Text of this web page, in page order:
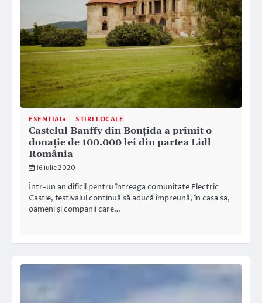
ESENTIAL STIRI LOCALE
Castelul Banffy din Bonțida a primit o
donație de 100.000 lei din partea Lidl
România
16 iulie 2020
Într-un an dificil pentru întreaga comunitate Electric
Castle, festivalul continuă să aducă împreună, în casa sa,
oameni și companii care…